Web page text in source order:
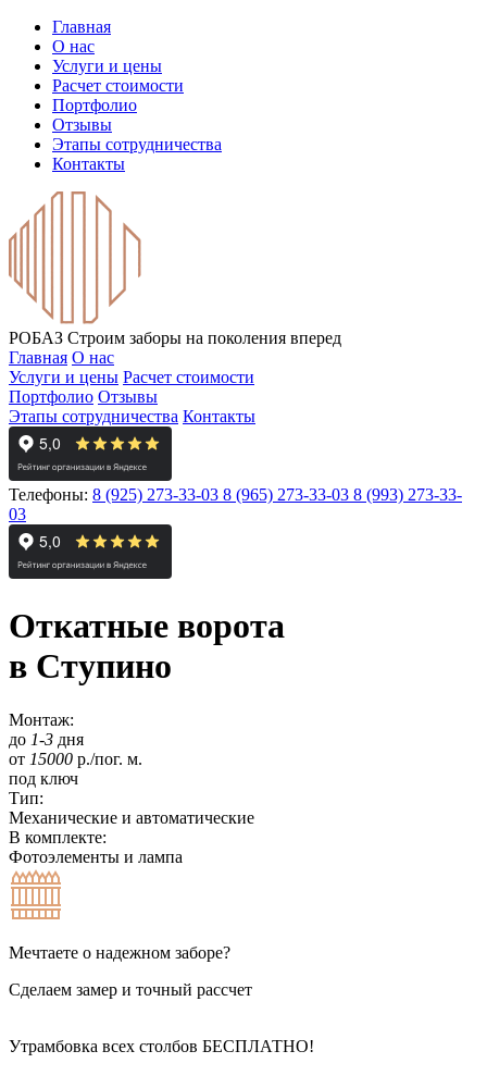
Главная
О нас
Услуги и цены
Расчет стоимости
Портфолио
Отзывы
Этапы сотрудничества
Контакты
РОБАЗ Строим заборы на поколения вперед
Главная О нас
Услуги и цены Расчет стоимости
Портфолио Отзывы
Этапы сотрудничества Контакты
Телефоны: 8 (925) 273-33-03 8 (965) 273-33-03 8 (993) 273-33-
03
Откатные ворота
в Ступино
Монтаж:
до 1-3 дня
от 15000 р./пог. м.
под ключ
Тип:
Механические и автоматические
В комплекте:
Фотоэлементы и лампа
Мечтаете о надежном заборе?
Сделаем замер и точный рассчет
Утрамбовка всех столбов БЕСПЛАТНО!